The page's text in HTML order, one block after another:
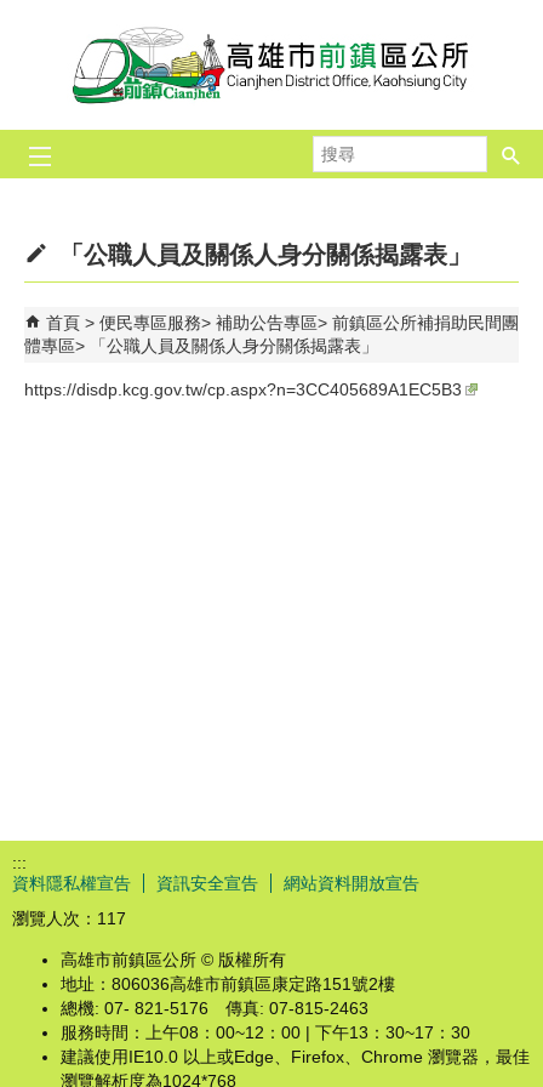
跳到主要內容區塊
尋
「公職人員及關係人身分關係揭露表」
首頁 便民專區服務 補助公告專區
前鎮區公所補捐助民間團
體專區
「公職人員及關係人身分關係揭露表」
https://disdp.kcg.gov.tw/cp.aspx?n=3CC405689A1EC5B3
:::
資料隱私權宣告
資訊安全宣告
網站資料開放宣告
瀏覽人次： 117
高雄市前鎮區公所 © 版權所有
地址：806036高雄市前鎮區康定路151號2樓
總機: 07- 821-5176 傳真: 07-815-2463
服務時間：上午08：00~12：00 | 下午13：30~17：30
建議使用IE10.0 以上或Edge、Firefox、Chrome 瀏覽器，最佳
瀏覽解析度為1024*768